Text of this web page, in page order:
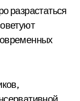
разрастаться